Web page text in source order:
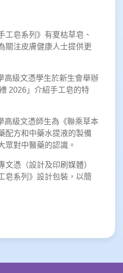
工皂系列》有夏枯草皂、
關注皮膚健康人士提供更
高級文憑學生於新生會舉辦
2026」介紹手工皂的特
高級文憑師生為《聯乘草本
配方和中藥水提液的製備
眾對中醫藥的認識。
文憑（設計及印刷媒體）
皂系列》設計包裝，以簡